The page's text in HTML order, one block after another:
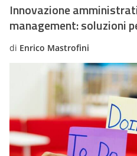
Innovazione
management: soluzioni
di Enrico Mastrofini